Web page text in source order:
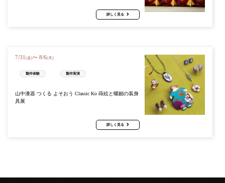
詳しく見る
7/31 (金)〜 8/6(木)
製作体験 製作実演
山中漆器 つくる よそおう Classic Ko 蒔絵と螺鈿の装身
具展
詳しく見る